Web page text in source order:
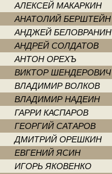
АЛЕКСЕЙ МАКАРКИН
АНАТОЛИЙ БЕРШТЕЙН
АНДЖЕЙ БЕЛОВРАНИН
АНДРЕЙ СОЛДАТОВ
АНТОН ОРЕХЪ
ВИКТОР ШЕНДЕРОВИЧ
ВЛАДИМИР ВОЛКОВ
ВЛАДИМИР НАДЕИН
ГАРРИ КАСПАРОВ
ГЕОРГИЙ САТАРОВ
ДМИТРИЙ ОРЕШКИН
ЕВГЕНИЙ ЯСИН
ИГОРЬ ЯКОВЕНКО